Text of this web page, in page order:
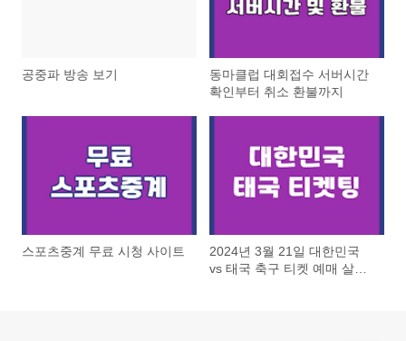
공중파 방송 보기
동마클럽 대회접수 서버시간
확인부터 취소 환불까지
스포츠중계 무료 시청 사이트
2024년 3월 21일 대한민국
vs 태국 축구 티켓 예매 살펴